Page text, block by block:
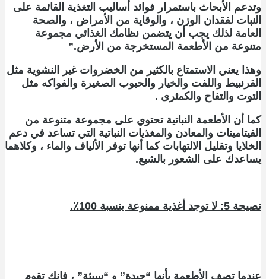
وتدعم الأبحاث باستمرار فوائد أساليب التغذية القائمة على
النبات لفقدان الوزن ، والوقاية من الأمراض ، والصحة
العامة لذلك يجب أن يتضمن نظامك الغذائي مجموعة
متنوعة من الأطعمة المستخرجة من الأرض.”
وهذا يعني الاستمتاع بالكثير من الخضروات غير النشوية مثل
القرنبيط واللفت والخيار والحبوب الصغيرة والفواكه مثل
التوت والتفاح والكمثرى .
كما أن الأطعمة النباتية تحتوي على مجموعة متنوعة من
الفيتامينات والمعادن والمغذيات النباتية التي تساعد في دعم
الخلايا وتقليل الالتهابات كما أنها توفر الألياف والماء ، وكلاهما
يساعدك على الشعور بالشبع.
نصيحة 5: لا توجد أغذية ممنوعة بنسبة 100٪.
عندما تصف الأطعمة بأنها “جيدة” و “سيئة” ، فإنك تقوم